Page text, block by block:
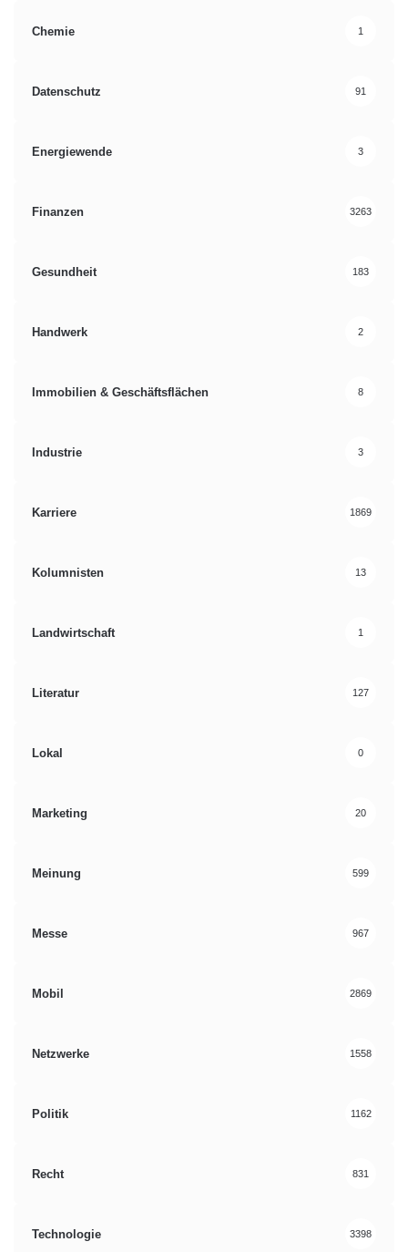
Chemie 1
Datenschutz 91
Energiewende 3
Finanzen 3263
Gesundheit 183
Handwerk 2
Immobilien & Geschäftsflächen 8
Industrie 3
Karriere 1869
Kolumnisten 13
Landwirtschaft 1
Literatur 127
Lokal 0
Marketing 20
Meinung 599
Messe 967
Mobil 2869
Netzwerke 1558
Politik 1162
Recht 831
Technologie 3398